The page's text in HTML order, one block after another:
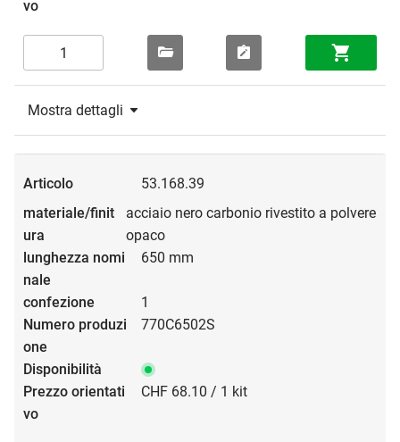
Mostra dettagli
53.168.39
acciaio nero carbonio rivestito a polvere
opaco
650 mm
1
770C6502S
CHF 68.10 / 1 kit